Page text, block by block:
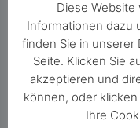
Karriere
Kontakt
Login
Diese
Informationen dazu
finden Sie in unserer
Seite. Klicken Sie
akzeptieren und
können, oder klicken
Ihre